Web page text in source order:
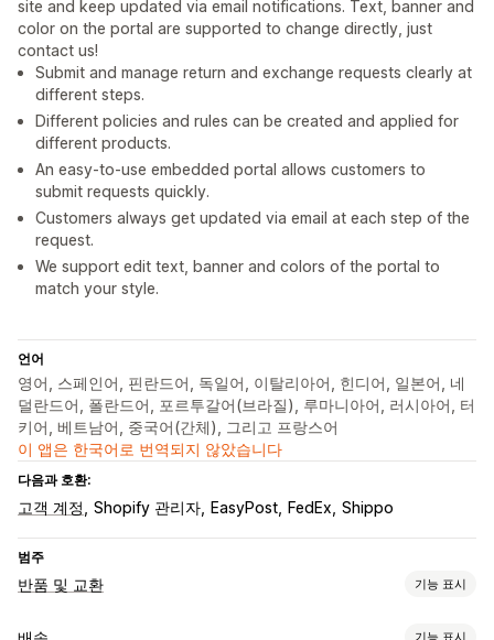
site and keep updated via email notifications. Text, banner and
color on the portal are supported to change directly, just
contact us!
Submit and manage return and exchange requests clearly at
different steps.
Different policies and rules can be created and applied for
different products.
An easy-to-use embedded portal allows customers to
submit requests quickly.
Customers always get updated via email at each step of the
request.
We support edit text, banner and colors of the portal to
match your style.
언어
영어, 스페인어, 핀란드어, 독일어, 이탈리아어, 힌디어, 일본어, 네
덜란드어, 폴란드어, 포르투갈어(브라질), 루마니아어, 러시아어, 터
키어, 베트남어, 중국어(간체), 그리고 프랑스어
이 앱은 한국어로 번역되지 않았습니다
다음과 호환:
고객 계정 Shopify 관리자 EasyPost FedEx Shippo
범주
반품 및 교환 기능 표시
반품 옵션
기능 표시